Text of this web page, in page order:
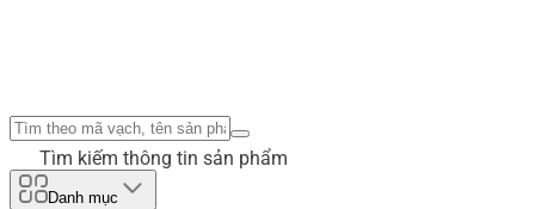
Tìm kiếm thông tin sản phẩm
Danh mục